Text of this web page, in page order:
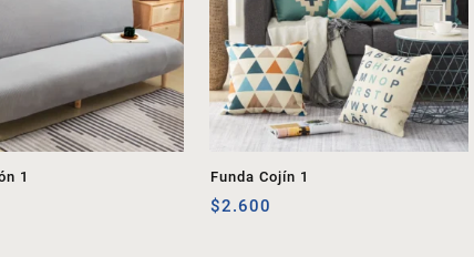
1 Funda Cojín 1
$2.600